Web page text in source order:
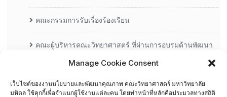
Manage Cookie Consent
เว็บไซต์ของงานนโยบายและพัฒนาคุณภาพ คณะวิทยาศาสตร์ มหาวิทยาลัย
มหิดล ใช้คุกกี้เพื่อจำแนกผู้ใช้งานแต่ละคน โดยทำหน้าที่หลักคือประมวลทางสถิติ
คณะกรรมการรับเรื่องร้องเรียน
คณะผู้บริหารคณะวิทยาศาสตร์ ที่ผ่านการอบรมด้านพัฒนา
คณะผู้บริหารคณะวิทยาศาสตร์ ปี 2558- 2562